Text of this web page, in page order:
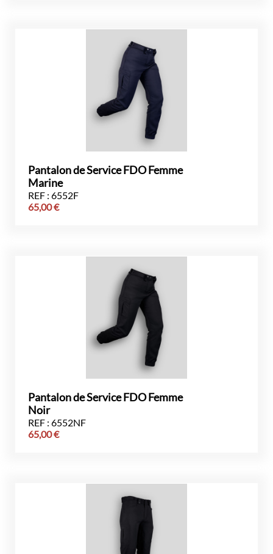
Pantalon de Service FDO Femme
Marine
REF : 6552F
65,00€
Pantalon de Service FDO Femme
Noir
REF : 6552NF
65,00€